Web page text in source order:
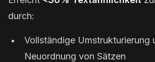
durch:
Vollständige Umstrukturierung
Neuordnung von Sätzen